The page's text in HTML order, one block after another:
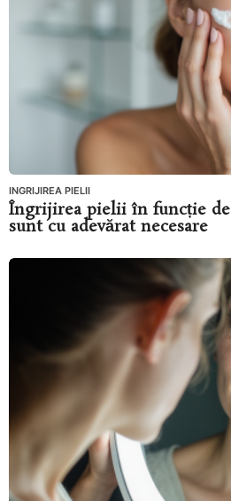
INGRIJIREA PIELII
Îngrijirea pielii în funcție de
sunt cu adevărat necesare